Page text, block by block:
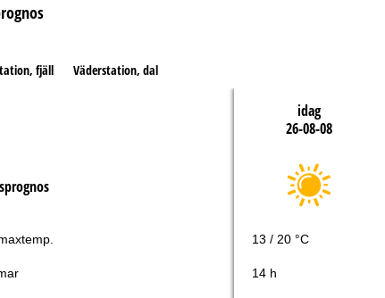
fjäll Väderstation, dal
idag
26-08-08
13 / 20 °C
14 h